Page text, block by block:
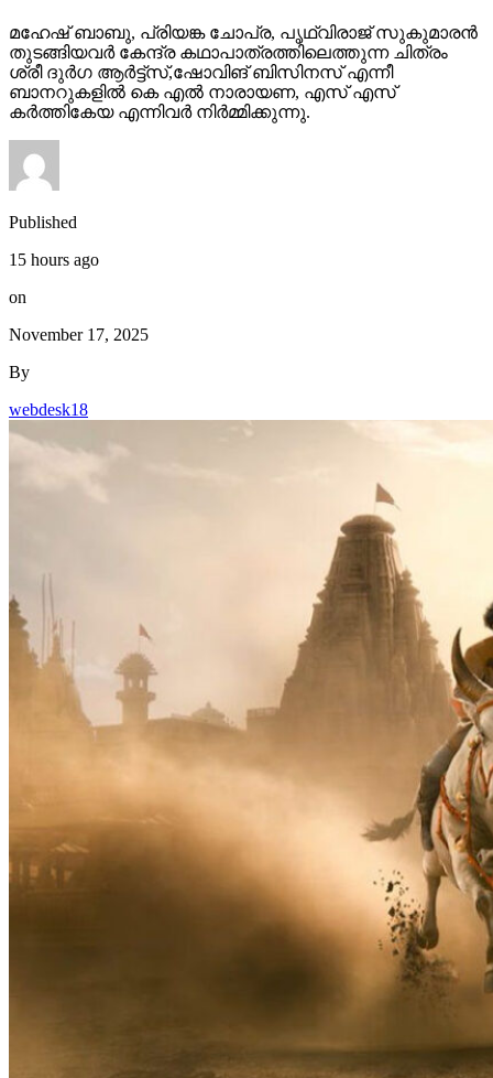
മഹേഷ് ബാബു, പ്രിയങ്ക ചോപ്ര, പൃഥ്വിരാജ് സുകുമാരൻ
തുടങ്ങിയവർ കേന്ദ്ര കഥാപാത്രത്തിലെത്തുന്ന ചിത്രം
ശ്രീ ദുർഗ ആർട്ട്സ്,ഷോവിങ് ബിസിനസ് എന്നീ
ബാനറുകളിൽ കെ എൽ നാരായണ, എസ് എസ്
കർത്തികേയ എന്നിവർ നിർമ്മിക്കുന്നു.
Published
15 hours ago
on
November 17, 2025
By
webdesk18